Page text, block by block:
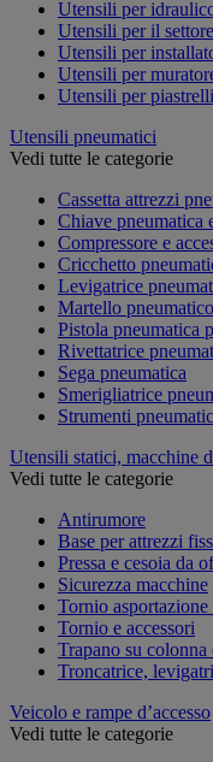
Utensili per
Utensili per il
Utensili per
Utensili per
Utensili per
Utensili pneumatici
Vedi tutte le categorie
Cassetta attrezzi
Chiave pneumatica
Compressore e
Cricchetto
Levigatrice
Martello pneumatico
Pistola pneumatica
Rivettatrice
Sega pneumatica
Smerigliatrice
Strumenti
Utensili statici, macchine
Vedi tutte le categorie
Antirumore
Base per attrezzi
Pressa e cesoia da
Sicurezza macchine
Tornio
Tornio e accessori
Trapano su colonna
Troncatrice,
Veicolo e rampe d’accesso
Vedi tutte le categorie